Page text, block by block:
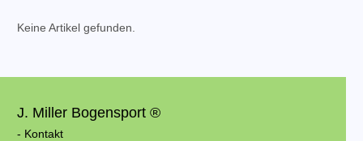
Keine Artikel gefunden.
J. Miller Bogensport ®
- Kontakt